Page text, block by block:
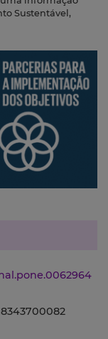
Sustentável,